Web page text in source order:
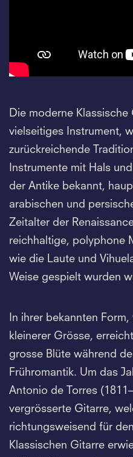
Die moderne
vielseitiges Instrument,
zurückreichende
Instrumente mit Hals
der Antike bekannt,
arabischen und
Zeitalter der
reichhaltige, polyphone
wie die Laute und
Weise gespielt wurden
In ihrer bekannten
kleinerer Grösse,
grosse Blüte während
Frühromantik. Um das
Antonio de Torres
vergrösserte Gitarre,
richtungsweisend für
Klassischen Gitarre